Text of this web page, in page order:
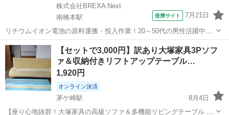
株式会社BREXA Next
南橋本駅
提携サイト 7月21日
リチウムイオン電池の原料運搬・投入作業！20～50代の男性活躍中★
ワンルーム寮完備！赴任旅費会社負担！年間休日130日★フォークリフ
ト免許お持ちの方、活躍中！就業先食堂利用可★《神奈川県相模原
市》 人気の工場のお仕事 ◇電...
神奈川 相模原市 南橋本駅 その他
【セットで3,000円】訳あり大塚家具3Pソフ
ァ＆収納付きリフトアップテーブル…
1,920円
オンライン決済
茅ケ崎駅
8月4日
【座り心地抜群！大塚家具の高級ソファ＆多機能リビングテーブル 2